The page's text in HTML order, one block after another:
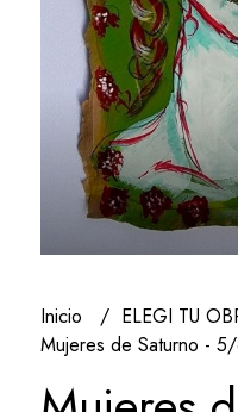
Inicio
ELEGI TU
Mujeres de Saturno -